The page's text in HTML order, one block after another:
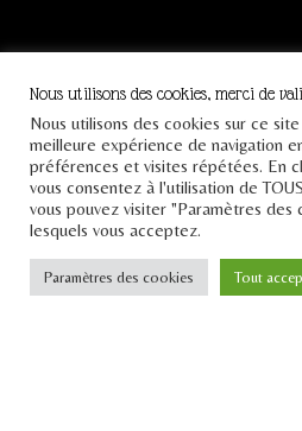
newsletter
JE
Nous utilisons des cookies, merci de
Nous utilisons des cookies sur ce
meilleure expérience de navigation
préférences et visites répétées. En
vous consentez à l'utilisation de
vous pouvez visiter "Paramètres des
lesquels vous acceptez.
Paramètres des cookies Tout